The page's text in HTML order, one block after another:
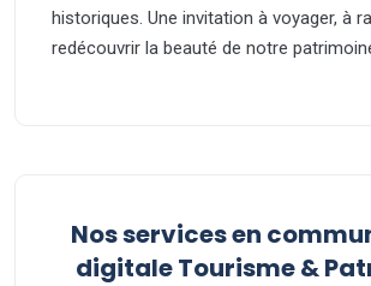
historiques. Une invitation à voyager, à
redécouvrir la beauté de notre
Nos services en
digitale Tourisme &